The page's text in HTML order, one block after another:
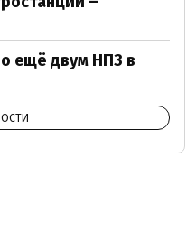
ещё двум НПЗ в